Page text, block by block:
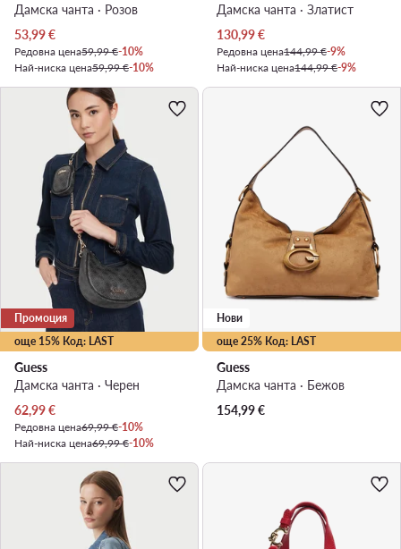
Дамска чанта · Розов
Актуална цена
53,99€
Редовна цена59,99 €-10%
Най-ниска цена59,99 €-10%
Дамска чанта · Златист
Актуална цена
130,99€
Редовна цена144,99 €-9%
Най-ниска цена144,99 €-9%
още 15% Код: LAST
Промоция
Guess
Дамска чанта · Черен
Актуална цена
62,99€
Редовна цена69,99 €-10%
Най-ниска цена69,99 €-10%
още 25% Код: LAST
Нови
Guess
Дамска чанта · Бежов
154,99€